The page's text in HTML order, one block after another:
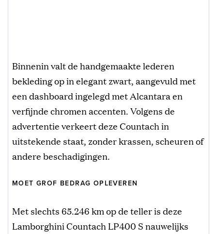
Binnenin valt de handgemaakte lederen
bekleding op in elegant zwart, aangevuld met
een dashboard ingelegd met Alcantara en
verfijnde chromen accenten. Volgens de
advertentie verkeert deze Countach in
uitstekende staat, zonder krassen, scheuren of
andere beschadigingen.
MOET GROF BEDRAG OPLEVEREN
Met slechts 65.246 km op de teller is deze
Lamborghini Countach LP400 S nauwelijks